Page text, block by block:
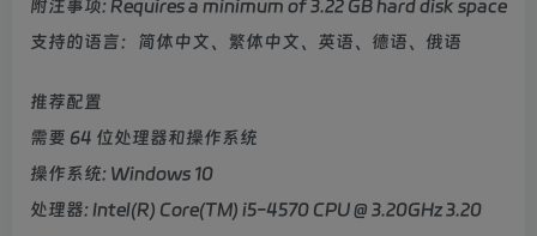
附注事项: Requires a minimum of 3.22 GB hard disk space
支持的语言：简体中文、繁体中文、英语、德语、俄语
推荐配置
需要 64 位处理器和操作系统
操作系统: Windows 10
处理器: Intel(R) Core(TM) i5-4570 CPU @ 3.20GHz 3.20